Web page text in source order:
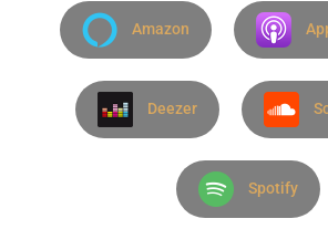
Amazon
Deezer
Spotify